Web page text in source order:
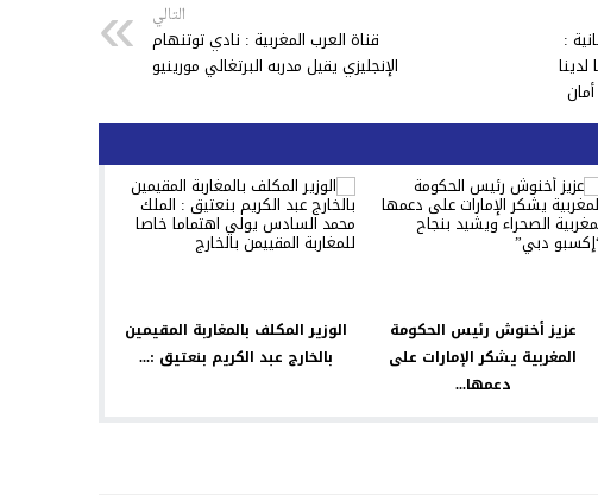
:
التالي
قناة العرب المغربية : نادي توتنهام
الإنجليزي يقيل مدربه البرتغالي مورينيو
عزيز أخنوش رئيس الحكومة
المغربية يشكر الإمارات على
دعمها...
الوزير المكلف بالمغاربة المقيمين
بالخارج عبد الكريم بنعتيق :...